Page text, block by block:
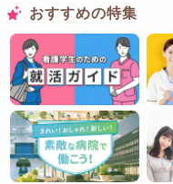
おすすめの特集